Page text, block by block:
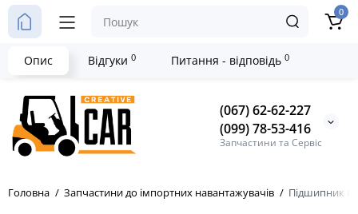
(067) 62-62-227
(099) 78-53-416
Запчастини та Сервіс
0
Головна Запчастини до імпортних навантажувачів Підшипник
Опис Відгуки 0 Питання - відповідь 0